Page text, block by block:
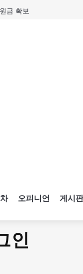
금 확보
오피니언 게시판
인